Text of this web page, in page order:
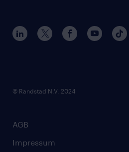
Nachhaltigkeit
Netiquette
© Randstad N.V. 2024
Policy
gulp.de
AGB
Impressum